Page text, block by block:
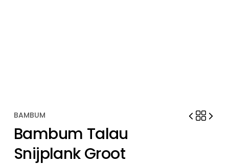
BAMBUM
Bambum Talau
Snijplank Groot